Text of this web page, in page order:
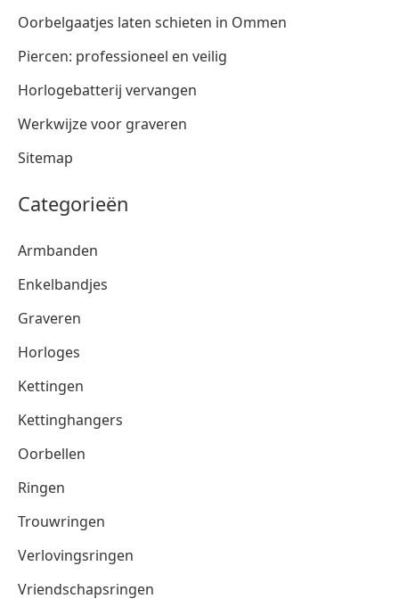
Oorbelgaatjes laten schieten in Ommen
Piercen: professioneel en veilig
Horlogebatterij vervangen
Werkwijze voor graveren
Sitemap
Categorieën
Armbanden
Enkelbandjes
Graveren
Horloges
Kettingen
Kettinghangers
Oorbellen
Ringen
Trouwringen
Verlovingsringen
Vriendschapsringen